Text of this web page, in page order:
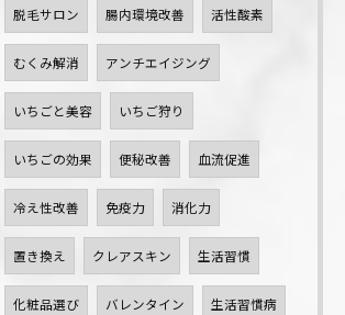
脱毛サロン 腸内環境改善 活性酸素
むくみ解消 アンチエイジング
いちごと美容 いちご狩り
いちごの効果 便秘改善 血流促進
冷え性改善 免疫力 消化力
置き換え クレアスキン 生活習慣
化粧品選び バレンタイン 生活習慣病